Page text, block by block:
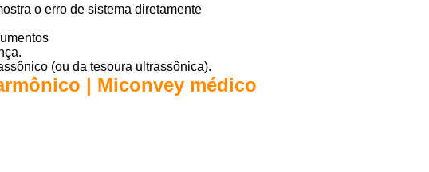
o erro de sistema diretamente
(ou da tesoura ultrassônica).
| Miconvey médico